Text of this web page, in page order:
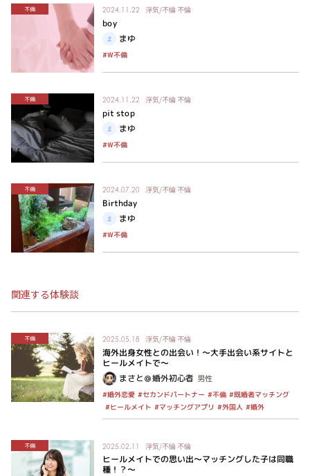
不倫 2024.11.22 浮気/不倫 不倫
boy
まゆ
#W不倫
不倫 2024.11.22 浮気/不倫 不倫
pit stop
まゆ
#W不倫
不倫 2024.07.20 浮気/不倫 不倫
Birthday
まゆ
#W不倫
関連する体験談
不倫 2025.05.18 浮気/不倫 不倫
海外出身女性との出会い！～大手出会い系サイトと
ヒールメイトで～
まさと＠婚外初心者 男性
#婚外恋愛 #セカンドパートナー #不倫 #既婚者マッチング
#ヒールメイト #マッチングアプリ #外国人 #婚外
不倫 2025.02.11 浮気/不倫 不倫
ヒールメイトでの思い出～マッチングした子は同職
種！？〜